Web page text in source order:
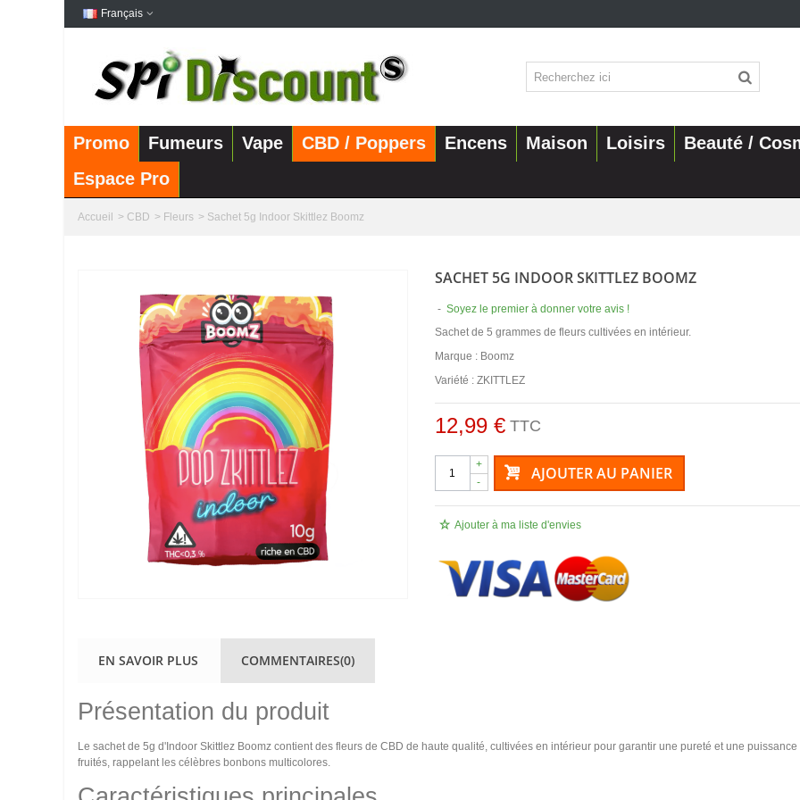
Français
Promo Fumeurs Vape CBD / Poppers Encens Maison Loisirs
Beauté /
Espace Pro
Accueil > CBD > Fleurs > Sachet 5g Indoor Skittlez Boomz
SACHET 5G INDOOR SKITTLEZ BOOMZ
- Soyez le premier à donner votre avis !
Sachet de 5 grammes de fleurs cultivées en intérieur.
Marque : Boomz
Variété : ZKITTLEZ
12,99 € TTC
-
+ AJOUTER AU PANIER
Ajouter à ma liste d'envies
EN SAVOIR PLUS COMMENTAIRES(0)
Présentation du produit
Le sachet de 5g d'Indoor Skittlez Boomz contient des fleurs de CBD de haute qualité, cultivées en intérieur pour garantir une pureté et une
fruités, rappelant les célèbres bonbons multicolores.